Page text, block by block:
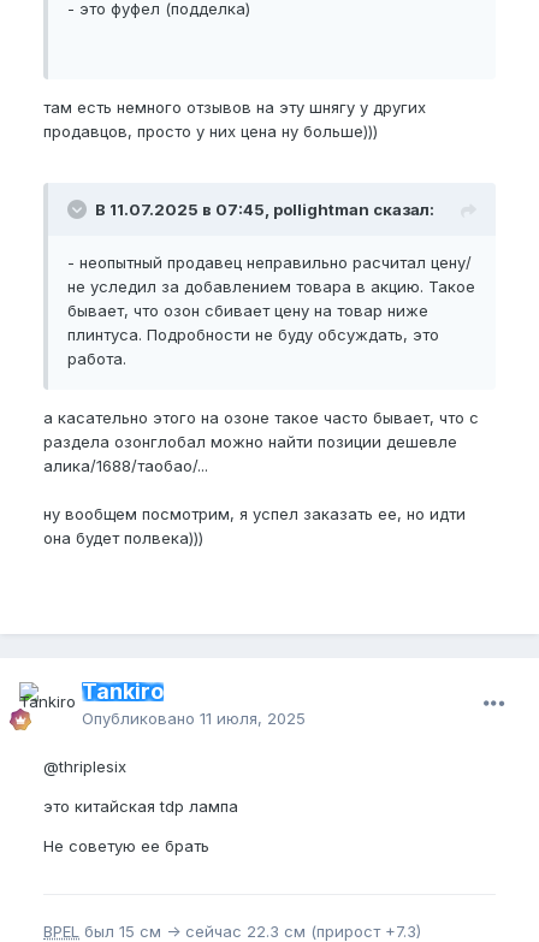
- это фуфел (подделка)
там есть немного отзывов на эту шнягу у других
продавцов, просто у них цена ну больше)))
В 11.07.2025 в 07:45, pollightman сказал:
- неопытный продавец неправильно расчитал цену/
не уследил за добавлением товара в акцию. Такое
бывает, что озон сбивает цену на товар ниже
плинтуса. Подробности не буду обсуждать, это
работа.
а касательно этого на озоне такое часто бывает, что с
раздела озонглобал можно найти позиции дешевле
алика/1688/таобао/...
ну вообщем посмотрим, я успел заказать ее, но идти
она будет полвека)))
Tankiro
Опубликовано 11 июля, 2025
@thriplesix
это китайская tdp лампа
Не советую ее брать
BPEL был 15 см -> сейчас 22.3 см (прирост +7.3)